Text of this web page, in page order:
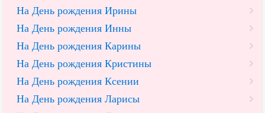
На День рождения Ирины
На День рождения Инны
На День рождения Карины
На День рождения Кристины
На День рождения Ксении
На День рождения Ларисы